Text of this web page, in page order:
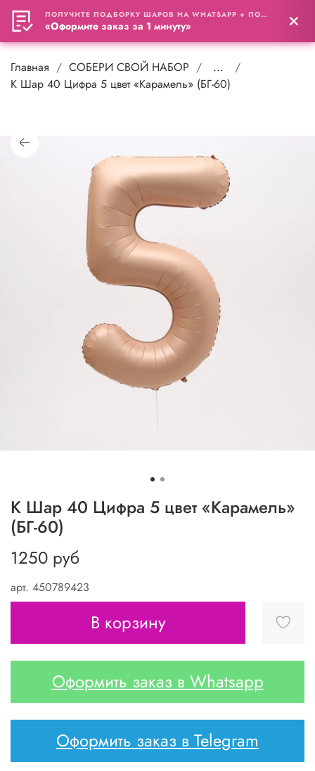
0
Главная СОБЕРИ СВОЙ НАБОР
...
К Шар 40 Цифра 5 цвет «Карамель» (БГ-60)
арт. 450789423
К Шар 40 Цифра 5 цвет «Карамель»
(БГ-60)
1250 руб
В корзину
Оформить заказ в Whatsapp
Оформить заказ в Telegram
ПОЛУЧИТЕ ПОДБОРКУ ШАРОВ НА WHATSAPP + ПОДАРОК
«Оформите заказ за 1 минуту»